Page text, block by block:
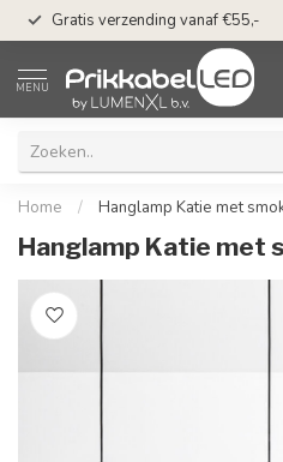
Gratis verzending vanaf €55,-
MENU
Home / Hanglamp Katie met
Hanglamp Katie met